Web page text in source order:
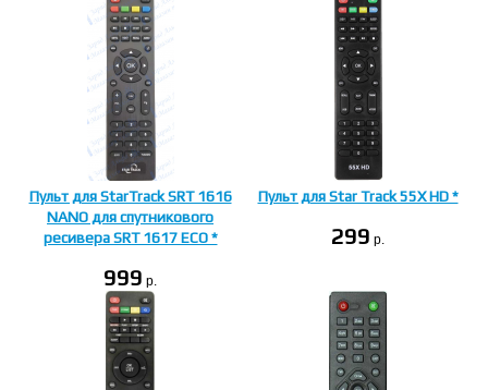
Пульт для StarTrack SRT 1616
NANO для спутникового
ресивера SRT 1617 ECO *
999 p.
Пульт для Star Track 55X HD *
299 p.